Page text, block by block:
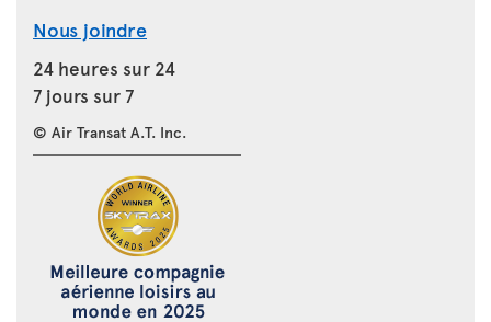
Nous joindre
24 heures sur 24
7 jours sur 7
© Air Transat A.T. Inc.